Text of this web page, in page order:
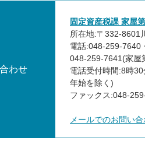
わせ
固定資産税課 家屋
所在地:〒332-8601
電話:048-259-7640
048-259-7641(家屋
電話受付時間:8時
年始を除く)
ファックス:048-
メールでのお問い